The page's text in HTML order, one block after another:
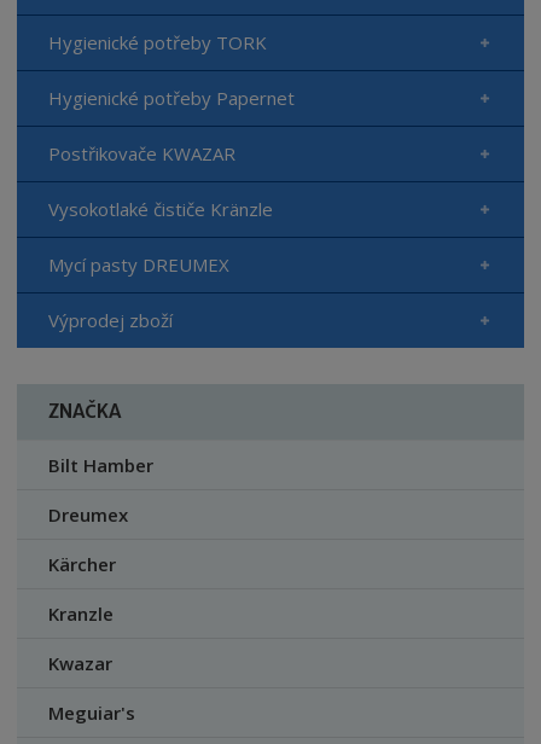
Hygienické potřeby TORK
Hygienické potřeby Papernet
Postřikovače KWAZAR
Vysokotlaké čističe Kränzle
Mycí pasty DREUMEX
Výprodej zboží
ZNAČKA
Bilt Hamber
Dreumex
Kärcher
Kranzle
Kwazar
Meguiar's